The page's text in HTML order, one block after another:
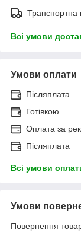
Транспортна
Всі умови
Умови оплати
Післяплата
Готівкою
Оплата за
Післяплата
Всі умови
Умови
Повернення